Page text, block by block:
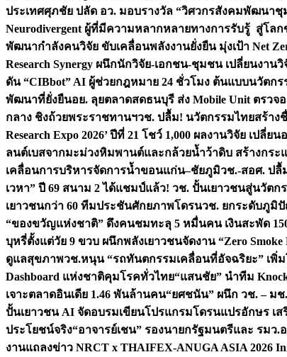
ประเทศศุภชัย ปลัด อว. มอบรางวัล “วิศวกรสังคมพัฒนา
Neurodivergent ผู้ที่มีความหลากหลายทางการรับรู้ สู่โล
พัฒนากำลังคนวิจัย ขับเคลื่อนพลังงานยั่งยืน มุ่งเป้า Net
Research Synergy ผนึกนักวิจัย-เอกชน-ชุมชน เปลี่ยนงาน
ดัน “CIBbot” AI ผู้ช่วยกฎหมาย 24 ชั่วโมง ต้นแบบนวัตก
พัฒนาที่ยั่งยืนอย. ลุยตลาดสดธนบุรี ส่ง Mobile Unit ตรว
กลาง ชิงถ้วยพระราชทานฯวช. ปลื้ม! นวัตกรรมไทยสร้างชื่
Research Expo 2026’ ปีที่ 21 โชว์ 1,000 ผลงานวิจัย เปลี่ย
ลนต์เบสจากมะม่วงหิมพานต์และกล้วยน้ำว้าดิบ สร้างกระ
เคลื่อนการบริหารจัดการน้ำขอนแก่น–ชัยภูมิวช.-สอศ. ปลื้
เวหา” ปี 69 สนาม 2 ได้แชมป์แล้ว! วช. ปั้นเยาวชนสู่นวัต
เยาวชนกว่า 60 ทีมประชันศักยภาพโดรนวช. ยกระดับภูมิ
“ของขวัญแห่งชาติ” ดึงคนชมทะลุ 5 หมื่นคน เงินสะพัด
บุหรี่ตั้งแต่วัย 9 ขวบ ผนึกพลังเยาวชนจัดงาน “Zero
ดูแลสุขภาพวช.หนุน “รถทันตกรรมเคลื่อนที่อัจฉริยะ” เพิ่
Dashboard แห่งชาติคุมโรคทั่วไทย“แสนชัย” นำทีม
เจาะตลาดอินเดีย 1.46 พันล้านคน“ยศชนัน” ผนึก วช. – ม
ปั้นเยาวชน AI จัดอบรมเขียนโปรแกรมโดรนแปรอักษร
ประโยชน์จริง“อาจารย์เชน” รองนายกรัฐมนตรีและ รม
งานแถลงข่าว NRCT x THAIFEX-ANUGA ASIA 2026